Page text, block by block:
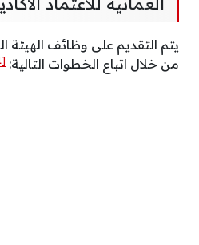
يتم التقديم على وظائف الهيئة
من خلال اتباع الخطوات التالية: [1]